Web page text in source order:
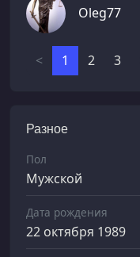
Oleg77
< 1 2 3
Разное
Пол
Мужской
Дата рождения
22 октября 1989